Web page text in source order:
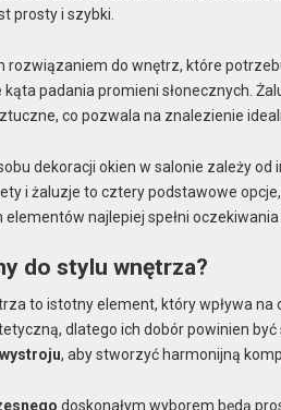
prosty i szybki.
rozwiązaniem do wnętrz, które
padania promieni słonecznych.
co pozwala na znalezienie
dekoracji okien w salonie zależy
i żaluzje to cztery podstawowe
najlepiej spełni
do stylu wnętrza?
to istotny element, który wpływa
dlatego ich dobór powinien
, aby stworzyć harmonijną
doskonałym wyborem będą